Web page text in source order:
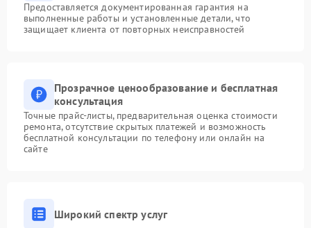
Предоставляется документированная гарантия на
выполненные работы и установленные детали, что
защищает клиента от повторных неисправностей
Прозрачное ценообразование и бесплатная
консультация
Точные прайс-листы, предварительная оценка стоимости
ремонта, отсутствие скрытых платежей и возможность
бесплатной консультации по телефону или онлайн на
сайте
Широкий спектр услуг